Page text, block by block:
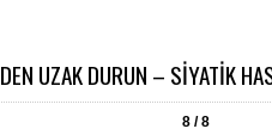
UZAK DURUN – SİYATİK
8 / 8